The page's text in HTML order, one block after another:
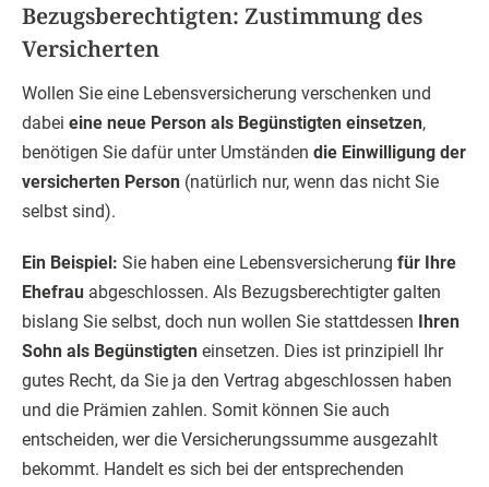
Bezugsberechtigten: Zustimmung des
Versicherten
Wollen Sie eine Lebensversicherung verschenken und
dabei eine neue Person als Begünstigten einsetzen,
benötigen Sie dafür unter Umständen die Einwilligung der
versicherten Person (natürlich nur, wenn das nicht Sie
selbst sind).
Ein Beispiel: Sie haben eine Lebensversicherung für Ihre
Ehefrau abgeschlossen. Als Bezugsberechtigter galten
bislang Sie selbst, doch nun wollen Sie stattdessen Ihren
Sohn als Begünstigten einsetzen. Dies ist prinzipiell Ihr
gutes Recht, da Sie ja den Vertrag abgeschlossen haben
und die Prämien zahlen. Somit können Sie auch
entscheiden, wer die Versicherungssumme ausgezahlt
bekommt. Handelt es sich bei der entsprechenden